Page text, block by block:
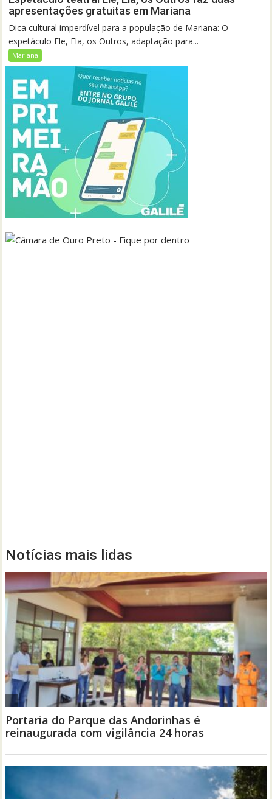
apresentações gratuitas em Mariana
Dica cultural imperdível para a população de Mariana: O
espetáculo Ele, Ela, os Outros, adaptação para...
Mariana
Notícias mais lidas